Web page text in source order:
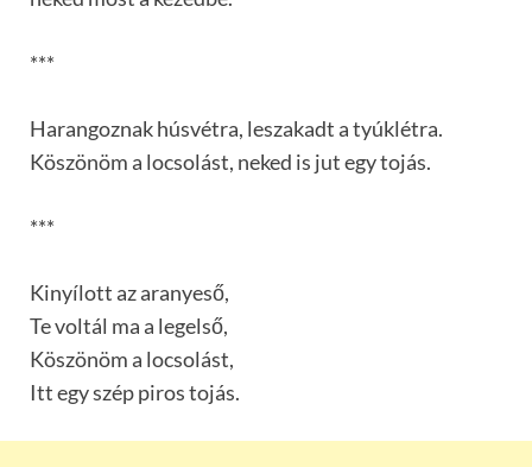
***
Harangoznak húsvétra, leszakadt a tyúklétra.
Köszönöm a locsolást, neked is jut egy tojás.
***
Kinyílott az aranyeső,
Te voltál ma a legelső,
Köszönöm a locsolást,
Itt egy szép piros tojás.